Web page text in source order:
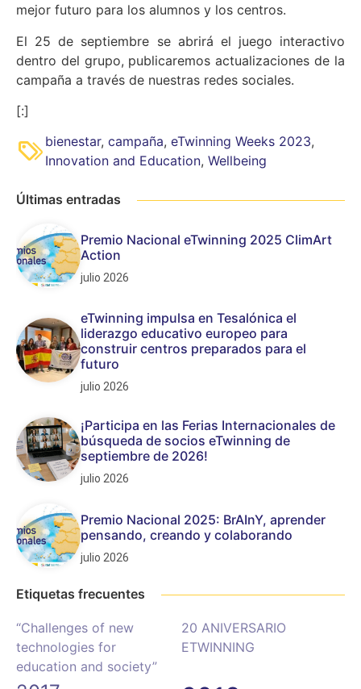
mejor futuro para los alumnos y los centros.
El 25 de septiembre se abrirá el juego interactivo
dentro del grupo, publicaremos actualizaciones de la
campaña a través de nuestras redes sociales.
[:]
bienestar, campaña, eTwinning Weeks 2023,
Innovation and Education, Wellbeing
Últimas entradas
Premio Nacional eTwinning 2025 ClimArt
Action
julio 2026
eTwinning impulsa en Tesalónica el
liderazgo educativo europeo para
construir centros preparados para el
futuro
julio 2026
¡Participa en las Ferias Internacionales de
búsqueda de socios eTwinning de
septiembre de 2026!
julio 2026
Premio Nacional 2025: BrAInY, aprender
pensando, creando y colaborando
julio 2026
Etiquetas frecuentes
“Challenges of new
technologies for
education and society”
20 ANIVERSARIO
ETWINNING